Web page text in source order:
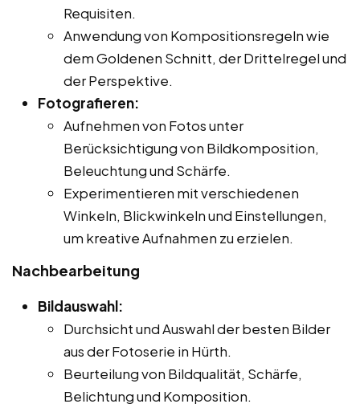
Requisiten.
Anwendung von Kompositionsregeln wie
dem Goldenen Schnitt, der Drittelregel und
der Perspektive.
Fotografieren:
Aufnehmen von Fotos unter
Berücksichtigung von Bildkomposition,
Beleuchtung und Schärfe.
Experimentieren mit verschiedenen
Winkeln, Blickwinkeln und Einstellungen,
um kreative Aufnahmen zu erzielen.
Nachbearbeitung
Bildauswahl:
Durchsicht und Auswahl der besten Bilder
aus der Fotoserie in Hürth.
Beurteilung von Bildqualität, Schärfe,
Belichtung und Komposition.